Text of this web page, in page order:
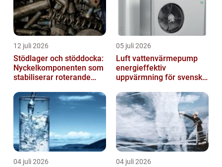
12 juli 2026
Stödlager och stöddocka:
Nyckelkomponenten som
stabiliserar roterande
05 juli 2026
Luft vattenvärmepump
energieffektiv
uppvärmning för svenska
04 juli 2026 04 juli 2026